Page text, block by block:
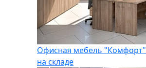
Офисная мебель "Комфорт"
на складе